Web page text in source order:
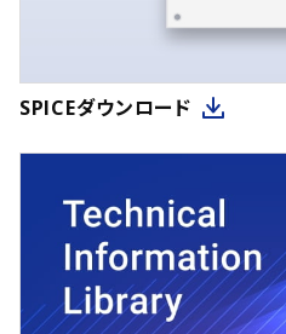
SPICEダウンロード